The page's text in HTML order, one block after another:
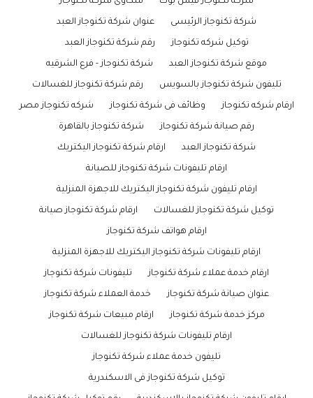
شركة تكنوجاز الرئيسى عنوان شركة تكنوجاز العبد
توكيل شركه تكنوجاز رقم شركة تكنوجاز العبد
موقع شركة تكنوجاز العبد شركة تكنوجاز - فرع الشرقيه
تليفون شركة تكنوجاز بالسويس رقم شركة تكنوجاز للغسالات
ارقام شركه تكنوجاز وظائف فى شركة تكنوجاز شركه تكنوجاز مصر
رقم صيانة شركة تكنوجاز شركة تكنوجاز بالقاهرة
شركة تكنوجاز العبد ارقام شركة تكنوجاز اليكتريك
ارقام تليفونات شركة تكنوجاز للصيانة
ارقام تليفون شركة تكنوجاز اليكتريك للاجهزة المنزلية
توكيل شركة تكنوجاز للغسالات ارقام شركة تكنوجاز صيانة
ارقام هواتف شركة تكنوجاز
ارقام تليفونات شركة تكنوجاز اليكتريك للاجهزة المنزلية
ارقام خدمة عملاء شركة تكنوجاز تليفونات شركة تكنوجاز
عنوان صيانة شركة تكنوجاز خدمة العملاء شركة تكنوجاز
مركز خدمة شركة تكنوجاز ارقام مبيعات شركة تكنوجاز
ارقام تليفونات شركة تكنوجاز للغسالات
تليفون خدمة عملاء شركة تكنوجاز
توكيل شركة تكنوجاز فى الاسكندرية